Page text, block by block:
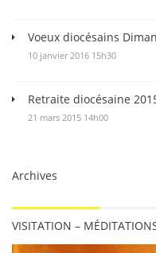
Voeux diocésains
10 janvier 2016 15h30
Retraite diocésaine
21 mars 2015 14h00
Archives
VISITATION –